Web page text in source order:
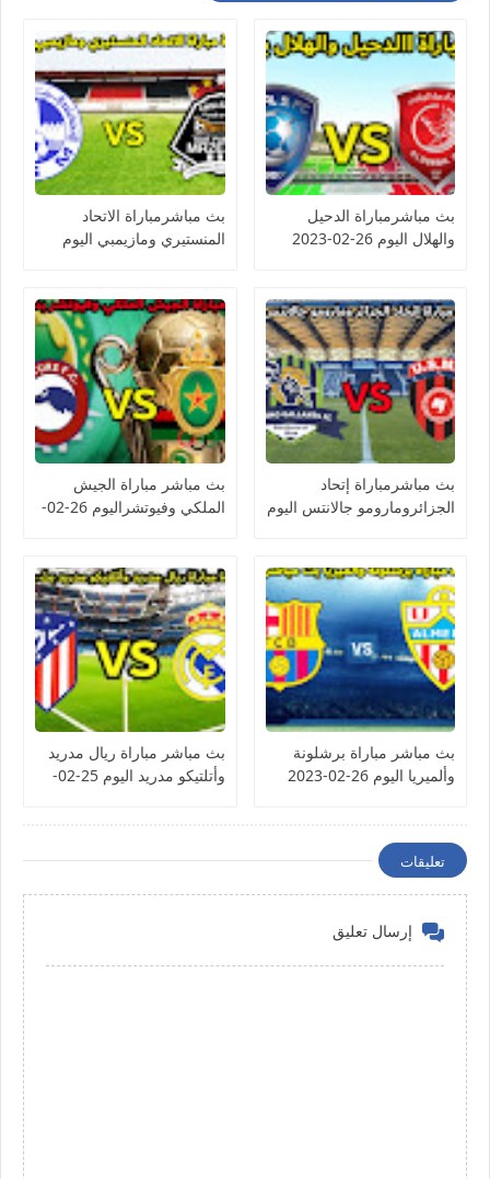
بث مباشرمباراة الدحيل
والهلال اليوم 26-02-2023
بث مباشرمباراة الاتحاد
المنستيري ومازيمبي اليوم
بث مباشرمباراة إتحاد
الجزائرومارومو جالانتس اليوم
بث مباشر مباراة الجيش
الملكي وفيوتشراليوم 26-02-
بث مباشر مباراة برشلونة
وألميريا اليوم 26-02-2023
بث مباشر مباراة ريال مدريد
وأتلتيكو مدريد اليوم 25-02-
تعليقات
إرسال تعليق